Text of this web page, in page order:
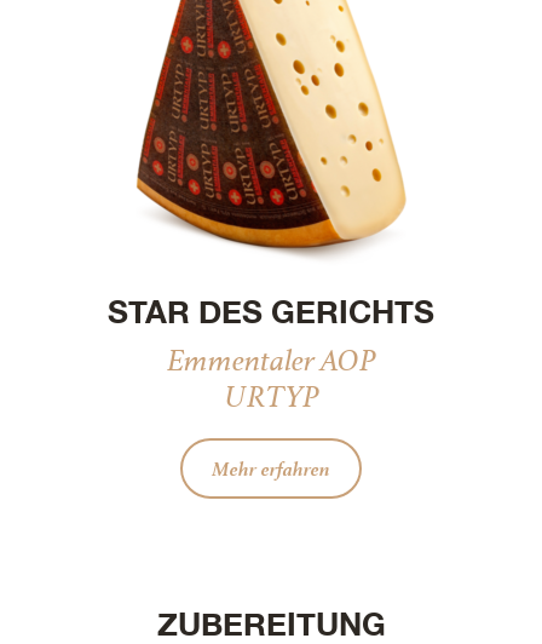
STAR DES GERICHTS
Emmentaler AOP
URTYP
Mehr erfahren
ZUBEREITUNG